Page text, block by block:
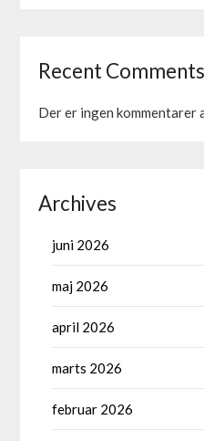
Recent Comments
Der er ingen kommentarer
Archives
juni 2026
maj 2026
april 2026
marts 2026
februar 2026